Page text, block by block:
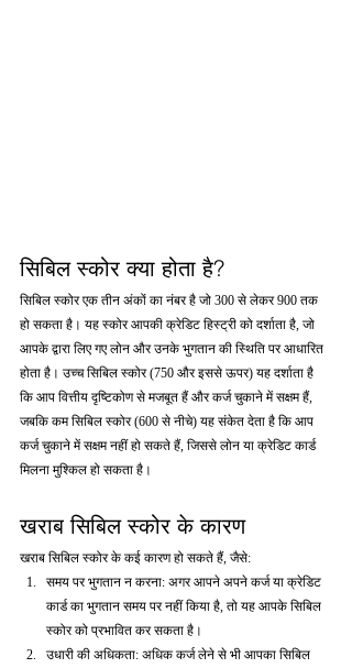
सिबिल स्कोर क्या होता है?
सिबिल स्कोर एक तीन अंकों का नंबर है जो 300 से लेकर 900 तक
हो सकता है। यह स्कोर आपकी क्रेडिट हिस्ट्री को दर्शाता है, जो
आपके द्वारा लिए गए लोन और उनके भुगतान की स्थिति पर आधारित
होता है। उच्च सिबिल स्कोर (750 और इससे ऊपर) यह दर्शाता है
कि आप वित्तीय दृष्टिकोण से मजबूत हैं और कर्ज चुकाने में सक्षम हैं,
जबकि कम सिबिल स्कोर (600 से नीचे) यह संकेत देता है कि आप
कर्ज चुकाने में सक्षम नहीं हो सकते हैं, जिससे लोन या क्रेडिट कार्ड
मिलना मुश्किल हो सकता है।
खराब सिबिल स्कोर के कारण
खराब सिबिल स्कोर के कई कारण हो सकते हैं, जैसे:
समय पर भुगतान न करना: अगर आपने अपने कर्ज या क्रेडिट
कार्ड का भुगतान समय पर नहीं किया है, तो यह आपके सिबिल
स्कोर को प्रभावित कर सकता है।
उधारी की अधिकता: अधिक कर्ज लेने से भी आपका सिबिल